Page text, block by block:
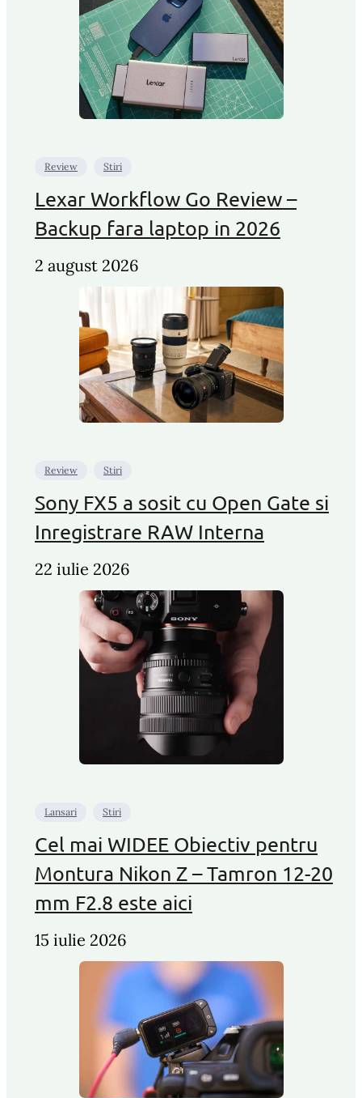
Review Stiri
Lexar Workflow Go Review –
Backup fara laptop in 2026
2 august 2026
Review Stiri
Sony FX5 a sosit cu Open Gate si
Inregistrare RAW Interna
22 iulie 2026
Lansari Stiri
Cel mai WIDEE Obiectiv pentru
Montura Nikon Z – Tamron 12-20
mm F2.8 este aici
15 iulie 2026